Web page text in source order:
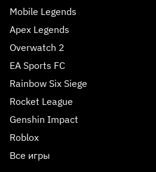
Mobile Legends
Apex Legends
Overwatch 2
EA Sports FC
Rainbow Six Siege
Rocket League
Genshin Impact
Roblox
Все игры